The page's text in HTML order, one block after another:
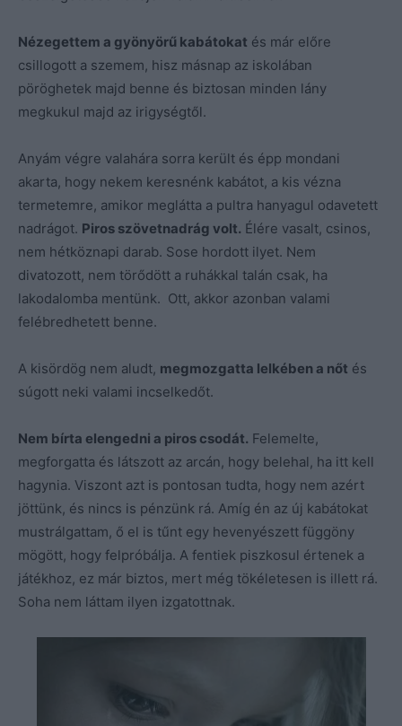
Nézegettem a gyönyörű kabátokat és már előre
csillogott a szemem, hisz másnap az iskolában
pöröghetek majd benne és biztosan minden lány
megkukul majd az irigységtől.
Anyám végre valahára sorra került és épp mondani
akarta, hogy nekem keresnénk kabátot, a kis vézna
termetemre, amikor meglátta a pultra hanyagul odavetett
nadrágot. Piros szövetnadrág volt. Élére vasalt, csinos,
nem hétköznapi darab. Sose hordott ilyet. Nem
divatozott, nem törődött a ruhákkal talán csak, ha
lakodalomba mentünk. Ott, akkor azonban valami
felébredhetett benne.
A kisördög nem aludt, megmozgatta lelkében a nőt és
súgott neki valami incselkedőt.
Nem bírta elengedni a piros csodát. Felemelte,
megforgatta és látszott az arcán, hogy belehal, ha itt kell
hagynia. Viszont azt is pontosan tudta, hogy nem azért
jöttünk, és nincs is pénzünk rá. Amíg én az új kabátokat
mustrálgattam, ő el is tűnt egy hevenyészett függöny
mögött, hogy felpróbálja. A fentiek piszkosul értenek a
játékhoz, ez már biztos, mert még tökéletesen is illett rá.
Soha nem láttam ilyen izgatottnak.